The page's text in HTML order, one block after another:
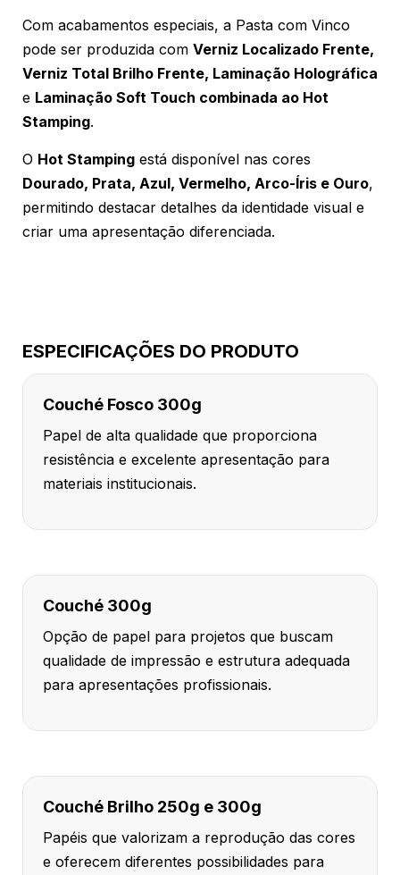
Com acabamentos especiais, a Pasta com Vinco
pode ser produzida com Verniz Localizado Frente,
Verniz Total Brilho Frente, Laminação Holográfica
e Laminação Soft Touch combinada ao Hot
Stamping.
O Hot Stamping está disponível nas cores
Dourado, Prata, Azul, Vermelho, Arco-Íris e Ouro,
permitindo destacar detalhes da identidade visual e
criar uma apresentação diferenciada.
ESPECIFICAÇÕES DO PRODUTO
Couché Fosco 300g
Papel de alta qualidade que proporciona
resistência e excelente apresentação para
materiais institucionais.
Couché 300g
Opção de papel para projetos que buscam
qualidade de impressão e estrutura adequada
para apresentações profissionais.
Couché Brilho 250g e 300g
Papéis que valorizam a reprodução das cores
e oferecem diferentes possibilidades para